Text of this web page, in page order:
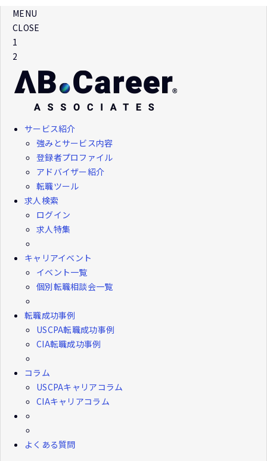
MENU
CLOSE
1
2
サービス紹介
強みとサービス内容
登録者プロファイル
アドバイザー紹介
転職ツール
求人検索
ログイン
求人特集
キャリアイベント
イベント一覧
個別転職相談会一覧
転職成功事例
USCPA転職成功事例
CIA転職成功事例
コラム
USCPAキャリアコラム
CIAキャリアコラム
よくある質問